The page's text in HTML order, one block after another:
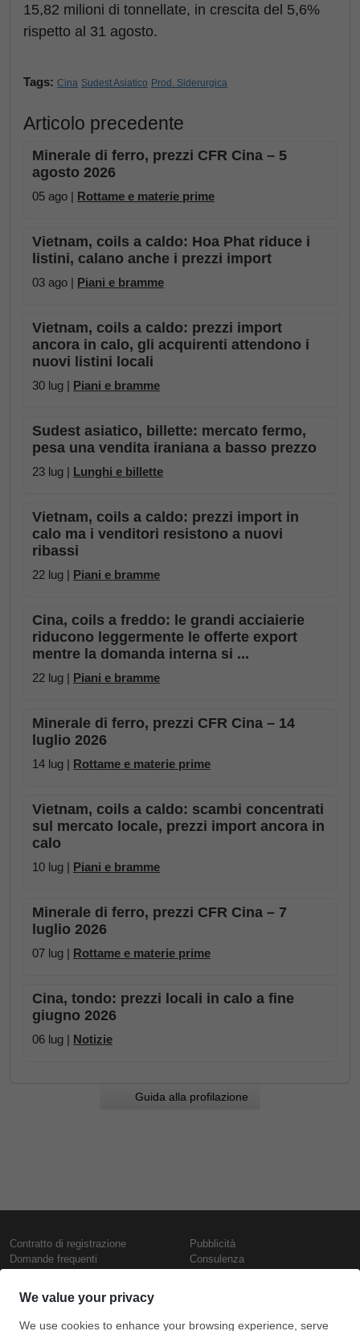
15,82 milioni di tonnellate, in crescita del 5,6%
rispetto al 31 agosto.
Tags: Cina Sudest Asiatico Prod. Siderurgica
Articolo precedente
Minerale di ferro, prezzi CFR Cina – 5
agosto 2026
05 ago | Rottame e materie prime
Vietnam, coils a caldo: Hoa Phat riduce i
listini, calano anche i prezzi import
03 ago | Piani e bramme
Vietnam, coils a caldo: prezzi import
ancora in calo, gli acquirenti attendono i
nuovi listini locali
30 lug | Piani e bramme
Sudest asiatico, billette: mercato fermo,
pesa una vendita iraniana a basso prezzo
23 lug | Lunghi e billette
Vietnam, coils a caldo: prezzi import in
calo ma i venditori resistono a nuovi
ribassi
22 lug | Piani e bramme
Cina, coils a freddo: le grandi acciaierie
riducono leggermente le offerte export
mentre la domanda interna si ...
22 lug | Piani e bramme
Minerale di ferro, prezzi CFR Cina – 14
luglio 2026
14 lug | Rottame e materie prime
Vietnam, coils a caldo: scambi concentrati
sul mercato locale, prezzi import ancora in
calo
10 lug | Piani e bramme
Minerale di ferro, prezzi CFR Cina – 7
luglio 2026
07 lug | Rottame e materie prime
Cina, tondo: prezzi locali in calo a fine
giugno 2026
06 lug | Notizie
Guida alla profilazione
Contratto di registrazione
Domande frequenti
Presentazione
Contattaci
Termini di utilizzo
Pubblicità
Consulenza